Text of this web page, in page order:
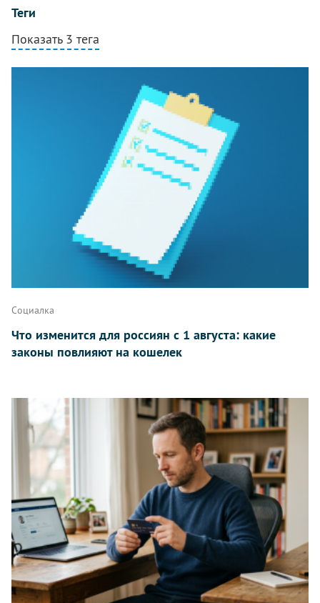
Теги
Показать 3 тега
Написать
Социалка
Что изменится для россиян с 1 августа: какие
законы повлияют на кошелек